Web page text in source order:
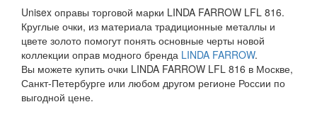
Unisex оправы торговой марки LINDA FARROW LFL 816.
Круглые очки, из материала традиционные металлы и
цвете золото помогут понять основные черты новой
коллекции оправ модного бренда LINDA FARROW.
Вы можете купить очки LINDA FARROW LFL 816 в Москве,
Санкт-Петербурге или любом другом регионе России по
выгодной цене.